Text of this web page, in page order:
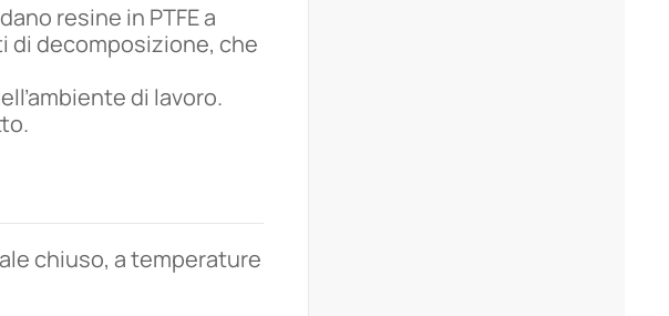
resine in PTFE a
di decomposizione, che
di lavoro.
chiuso, a temperature